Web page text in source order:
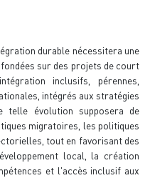
durable nécessitera une
sur des projets de court
inclusifs, pérennes,
intégrés aux stratégies
telle évolution supposera de
migratoires, les politiques
tout en favorisant des
local, la création
et l'accès inclusif aux